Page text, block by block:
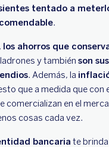
tentado a
.
los ahorros que
y también son
. Además, la
que a medida que
en el
cosas cada vez.
bancaria te